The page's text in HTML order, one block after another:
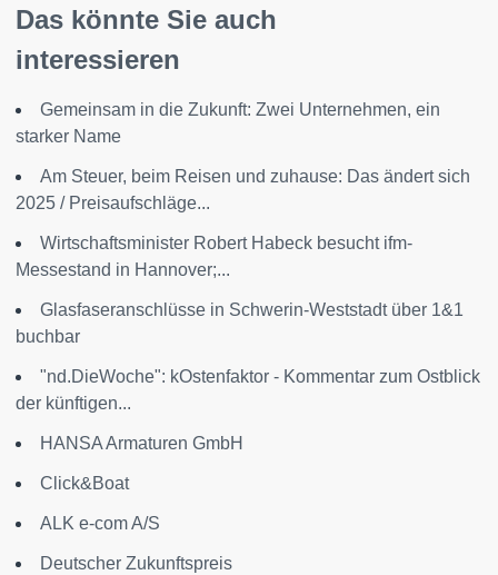
Das könnte Sie auch
interessieren
Gemeinsam in die Zukunft: Zwei Unternehmen, ein
starker Name
Am Steuer, beim Reisen und zuhause: Das ändert sich
2025 / Preisaufschläge...
Wirtschaftsminister Robert Habeck besucht ifm-
Messestand in Hannover;...
Glasfaseranschlüsse in Schwerin-Weststadt über 1&1
buchbar
"nd.DieWoche": kOstenfaktor - Kommentar zum Ostblick
der künftigen...
HANSA Armaturen GmbH
Click&Boat
ALK e-com A/S
Deutscher Zukunftspreis